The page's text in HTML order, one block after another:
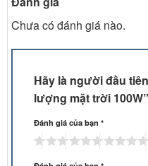
Chưa có đánh giá nào.
Hãy là người đầu
lượng mặt trời 100W”
Đánh giá của bạn *